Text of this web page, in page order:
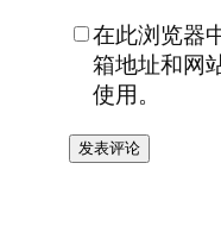
在此浏览器
箱地址和网
使用。